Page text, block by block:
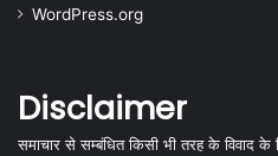
WordPress.org
Disclaimer
समाचार से सम्बंधित किसी भी तरह के विवाद